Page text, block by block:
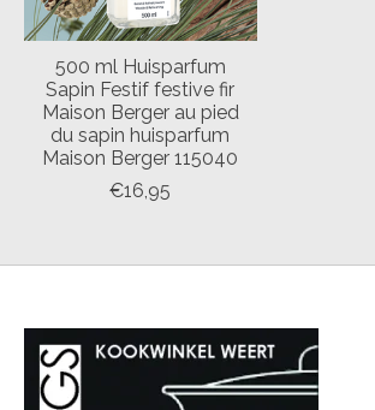
500 ml Huisparfum
Sapin Festif festive fir
Maison Berger au pied
du sapin huisparfum
Maison Berger 115040
€16,95